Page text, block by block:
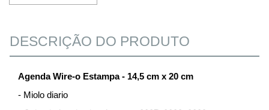
DESCRIÇÃO DO PRODUTO
Agenda Wire-o Estampa - 14,5 cm x 20 cm
- Miolo diario